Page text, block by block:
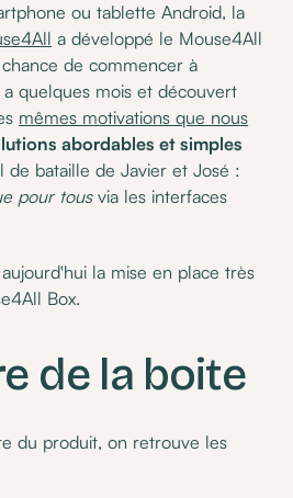
ou tablette Android, la
a développé le Mouse4All
de commencer à
quelques mois et découvert
mêmes motivations que nous
abordables et simples
de bataille de Javier et José :
pour tousvia les interfaces
la mise en place très
Box.
de la boite
du produit, on retrouve les